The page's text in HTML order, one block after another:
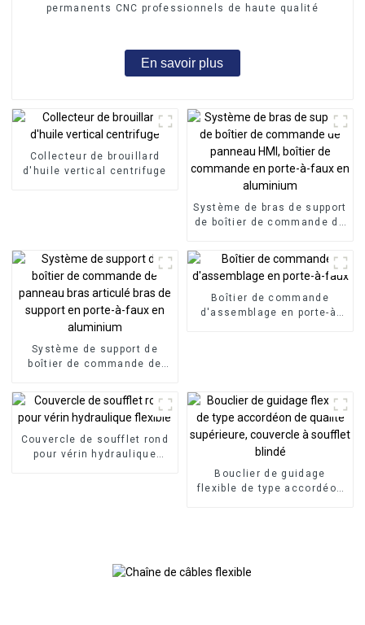
permanents CNC professionnels de haute qualité
En savoir plus
Collecteur de brouillard
d'huile vertical centrifuge
Système de bras de support
de boîtier de commande de
commande en porte-à-faux
en aluminium
Système de support de
boîtier de commande de
de support en porte-à-faux
en aluminium
Boîtier de commande
d'assemblage en porte-à-
Couvercle de soufflet rond
pour vérin hydraulique
Bouclier de guidage
flexible de type accordéon